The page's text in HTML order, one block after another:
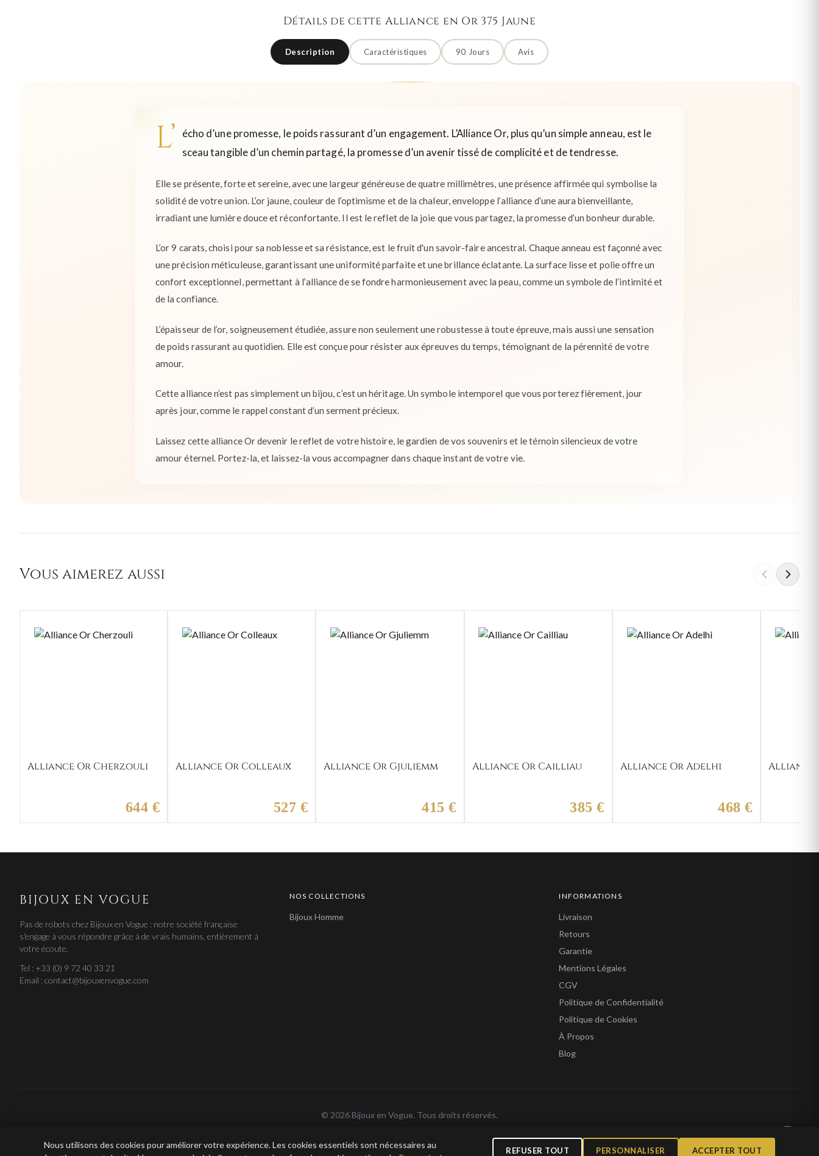
Détails de cette Alliance en Or 375 Jaune
Description Caractéristiques 90 Jours Avis
L’
écho d’une promesse, le poids rassurant d’un engagement. L’Alliance Or, plus qu’un simple anneau, est le
sceau tangible d’un chemin partagé, la promesse d’un avenir tissé de complicité et de tendresse.
Elle se présente, forte et sereine, avec une largeur généreuse de quatre millimètres, une présence affirmée qui symbolise la
solidité de votre union. L’or jaune, couleur de l’optimisme et de la chaleur, enveloppe l’alliance d’une aura bienveillante,
irradiant une lumière douce et réconfortante. Il est le reflet de la joie que vous partagez, la promesse d’un bonheur durable.
L’or 9 carats, choisi pour sa noblesse et sa résistance, est le fruit d'un savoir-faire ancestral. Chaque anneau est façonné avec
une précision méticuleuse, garantissant une uniformité parfaite et une brillance éclatante. La surface lisse et polie offre un
confort exceptionnel, permettant à l’alliance de se fondre harmonieusement avec la peau, comme un symbole de l’intimité et
de la confiance.
L’épaisseur de l’or, soigneusement étudiée, assure non seulement une robustesse à toute épreuve, mais aussi une sensation
de poids rassurant au quotidien. Elle est conçue pour résister aux épreuves du temps, témoignant de la pérennité de votre
amour.
Cette alliance n’est pas simplement un bijou, c’est un héritage. Un symbole intemporel que vous porterez fièrement, jour
après jour, comme le rappel constant d’un serment précieux.
Laissez cette alliance Or devenir le reflet de votre histoire, le gardien de vos souvenirs et le témoin silencieux de votre
amour éternel. Portez-la, et laissez-la vous accompagner dans chaque instant de votre vie.
Vous aimerez aussi
Alliance Or Cherzouli
644 €
Alliance Or Colleaux
527 €
Alliance Or Gjuliemm
415 €
Alliance Or Cailliau
385 €
Alliance Or Adelhi
468 €
Alliance
BIJOUX EN VOGUE
Pas de robots chez Bijoux en Vogue : notre société française
s'engage à vous répondre grâce à de vrais humains, entièrement à
votre écoute.
Tel : +33 (0) 9 72 40 33 21
Email : contact@bijouxenvogue.com
NOS COLLECTIONS
Bijoux Homme
INFORMATIONS
Livraison
Retours
Garantie
Mentions Légales
CGV
Politique de Confidentialité
Politique de Cookies
À Propos
Blog
© 2026 Bijoux en Vogue. Tous droits réservés.
Nous utilisons des cookies pour améliorer votre expérience. Les cookies essentiels sont nécessaires au
REFUSER TOUT PERSONNALISER ACCEPTER TOUT